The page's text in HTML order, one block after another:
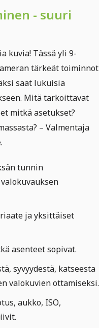
- suuri
kuvia! Tässä yli 9-
tärkeät toiminnot
saat lukuisia
Mitä tarkoittavat
mitkä asetukset?
– Valmentaja
tunnin
ja yksittäiset
asenteet sopivat.
syvyydestä, katseesta
valokuvien ottamiseksi.
aukko, ISO,